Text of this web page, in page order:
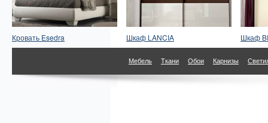
Кровать Esedra Шкаф LANCIA Шкаф
Мебель Ткани Обои Карнизы